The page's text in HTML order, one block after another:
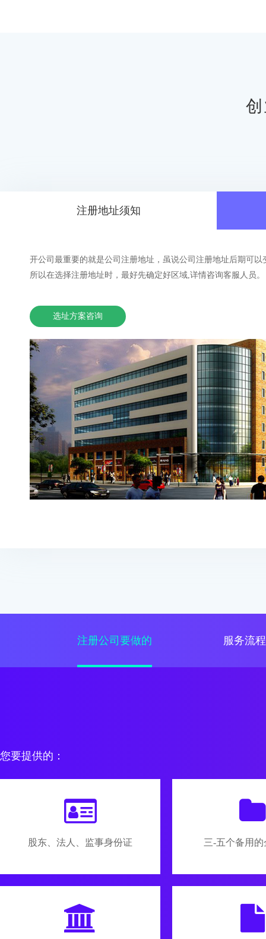
注册地址须知
开公司最重要的就是公司注册地址，虽说公司注册地址后期可
所以在选择注册地址时，最好先确定好区域,详情咨询客服人员。
选址方案咨询
注册公司要做的 服务流程
您要提供的：
股东、法人、监事身份证 三-五个备用